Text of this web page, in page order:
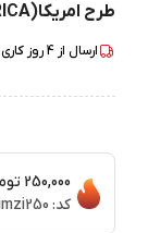
طرح امریکا(AMERICA)(برند سونی-کاستوم شده)
ارسال از 4روز کاری
250,000 تومان
کد: